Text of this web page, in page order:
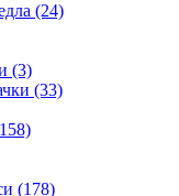
(24)
(3)
(33)
(178)